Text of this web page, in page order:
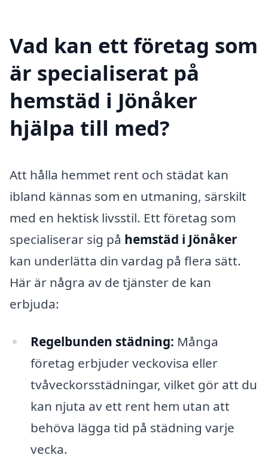
Vad kan ett företag som
är specialiserat på
hemstäd i Jönåker
hjälpa till med?
Att hålla hemmet rent och städat kan
ibland kännas som en utmaning, särskilt
med en hektisk livsstil. Ett företag som
specialiserar sig på hemstäd i Jönåker
kan underlätta din vardag på flera sätt.
Här är några av de tjänster de kan
erbjuda:
Regelbunden städning: Många
företag erbjuder veckovisa eller
tvåveckorsstädningar, vilket gör att du
kan njuta av ett rent hem utan att
behöva lägga tid på städning varje
vecka.